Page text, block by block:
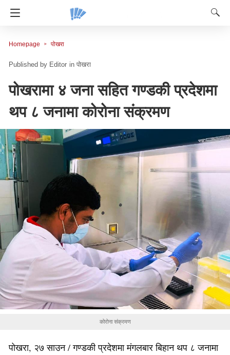
Homepage पोखरा
Editor in पोखरा
पोखरामा ४ जना सहित गण्डकी प्रदेशमा
थप ८ जनामा कोरोना संक्रमण
कोरोना संक्रमण
पोखरा, २७ साउन / गण्डकी प्रदेशमा मंगलबार बिहान थप ८ जनामा